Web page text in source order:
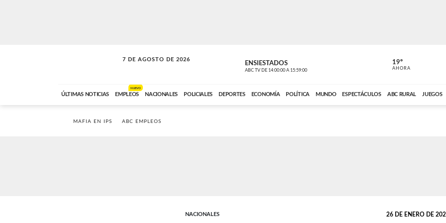
7 DE AGOSTO DE 2026
VITAMINAS ENSIESTADOS
ABC TV DE 14:00:00 A 15:59:00 ABC CARDINAL
19º
AHORA
ÚLTIMAS NOTICIAS EMPLEOS
NUEVO
NACIONALES POLICIALES DEPORTES ECONOMÍA POLÍTICA MUNDO ESPECTÁCULOS ABC RURAL JUEGOS
MAFIA EN IPS ABC EMPLEOS
NACIONALES 26 DE ENERO DE